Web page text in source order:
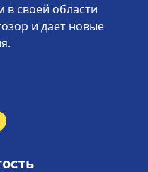
своей области
и дает новые